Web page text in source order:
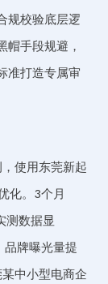
规校验底层逻
手段规避，
准打造专属审
使用东莞新起
化。3个月
测数据显
品牌曝光量提
中小型电商企